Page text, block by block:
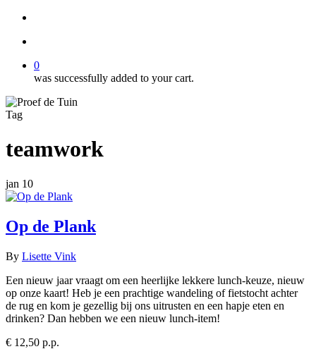
0
was successfully added to your cart.
Tag
teamwork
jan 10
Op de Plank
By Lisette Vink
Een nieuw jaar vraagt om een heerlijke lekkere lunch-keuze, nieuw
op onze kaart! Heb je een prachtige wandeling of fietstocht achter
de rug en kom je gezellig bij ons uitrusten en een hapje eten en
drinken? Dan hebben we een nieuw lunch-item!
€ 12,50 p.p.